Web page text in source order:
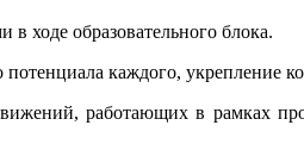
ходе образовательного блока.
каждого, укрепление
работающих в рамках